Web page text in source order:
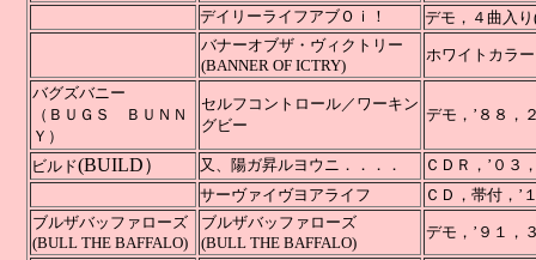
デイリーライフアブＯｉ！
デモ，４曲
バナーオブザ・ヴィクトリー
(BANNER OF ICTRY)
ホワイトカラ
バグズバニー
（ＢＵＧＳ ＢＵＮＮ
Ｙ）
セルフコントロール／ワーキン
グビー
デモ，
ビルド(BUILD） 又、陽ガ昇ルヨウニ．．．．
ＣＤＲ，’０３
サーヴァイヴヨアライフ
ＣＤ，帯付，’
ブルザバッファローズ
(BULL THE BAFFALO)
ブルザバッファローズ
(BULL THE BAFFALO)
デモ，’